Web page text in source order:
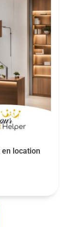
location